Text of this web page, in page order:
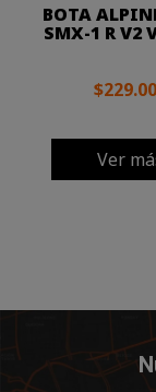
BOTA
SMX-1 R V2
Ver